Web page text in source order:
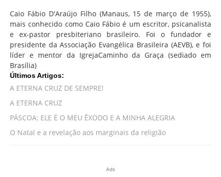
Caio Fábio D'Araújo Filho (Manaus, 15 de março de 1955),
mais conhecido como Caio Fábio é um escritor, psicanalista
e ex-pastor presbiteriano brasileiro. Foi o fundador e
presidente da Associação Evangélica Brasileira (AEVB), e foi
líder e mentor da IgrejaCaminho da Graça (sediado em
Brasília)
Últimos Artigos:
A ETERNA CRUZ DE SEMPRE!
A ETERNA CRUZ
PÁSCOA: ELE É O MEU ÊXODO E A MINHA ALEGRIA
O Natal e a revelação aos marginais da religião
Ads